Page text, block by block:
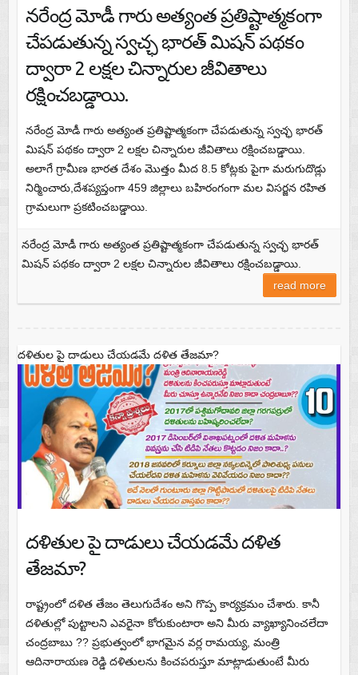
నరేంద్ర మోడీ గారు అత్యంత ప్రతిష్టాత్మకంగా
చేపడుతున్న స్వచ్ఛ భారత్ మిషన్ పథకం
ద్వారా 2 లక్షల చిన్నారుల జీవితాలు
రక్షించబడ్డాయి.
నరేంద్ర మోడీ గారు అత్యంత ప్రతిష్టాత్మకంగా చేపడుతున్న స్వచ్ఛ భారత్
మిషన్ పథకం ద్వారా 2 లక్షల చిన్నారుల జీవితాలు రక్షించబడ్డాయి.
అలాగే గ్రామీణ భారత దేశం మొత్తం మీద 8.5 కోట్లకు పైగా మరుగుదొడ్లు
నిర్మించారు,దేశప్యప్తంగా 459 జిల్లాలు బహిరంగంగా మల విసర్జన రహిత
గ్రామలుగా ప్రకటించబడ్డాయి.
నరేంద్ర మోడీ గారు అత్యంత ప్రతిష్టాత్మకంగా చేపడుతున్న స్వచ్ఛ భారత్
మిషన్ పథకం ద్వారా 2 లక్షల చిన్నారుల జీవితాలు రక్షించబడ్డాయి.
read more
దళితుల పై దాడులు చేయడమే దళిత తేజమా?
దళితుల పై దాడులు చేయడమే దళిత
తేజమా?
రాష్ట్రంలో దళిత తేజం తెలుగుదేశం అని గొప్ప కార్యక్రమం చేశారు. కానీ
దళితుల్లో పుట్టాలని ఎవరైనా కోరుకుంటారా అని మీరు వ్యాఖ్యానించలేదా
చంద్రబాబు ?? ప్రభుత్వంలో భాగమైన వర్ల రామయ్య, మంత్రి
ఆదినారాయణ రెడ్డి దళితులను కించపరుస్తూ మాట్లాడుతుంటే మీరు